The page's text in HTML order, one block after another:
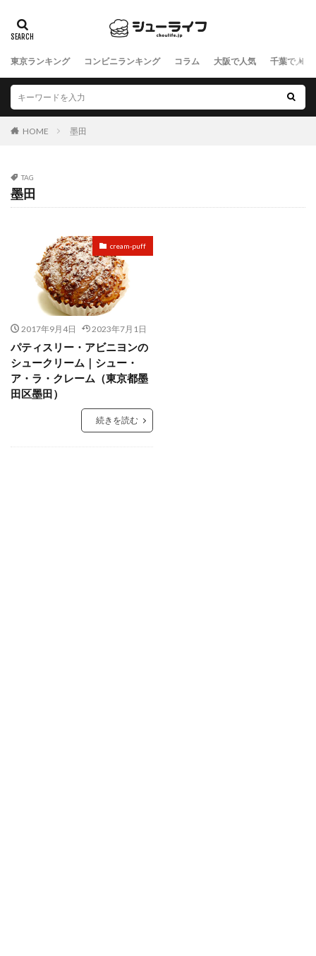
東京ランキング コンビニランキング コラム 大阪で人気 千葉で人気
HOME 墨田
TAG
墨田
cream-puff
2017年9月4日 2023年7月1日
パティスリー・アビニヨンの
シュークリーム｜シュー・
ア・ラ・クレーム（東京都墨
田区墨田）
続きを読む